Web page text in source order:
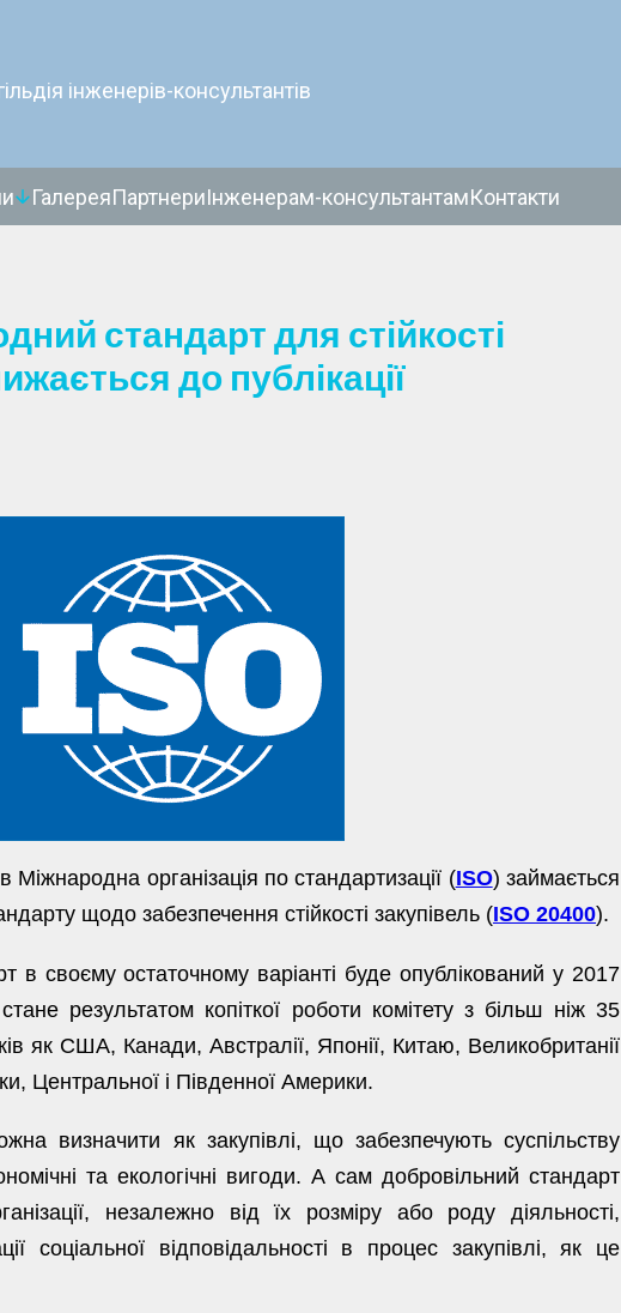
інженерів-консультантів
ГалереяПартнериІнженерам-консультантамКонтакти
стандарт для стійкості
до публікації
Міжнародна організація по стандартизації (ІSО) займається
щодо забезпечення стійкості закупівель (ISO 20400).
в своєму остаточному варіанті буде опублікований у 2017
результатом копіткої роботи комітету з більш ніж 35
як США, Канади, Австралії, Японії, Китаю, Великобританії
Центральної і Південної Америки.
визначити як закупівлі, що забезпечують суспільству
та екологічні вигоди. А сам добровільний стандарт
незалежно від їх розміру або роду діяльності,
соціальної відповідальності в процес закупівлі, як це